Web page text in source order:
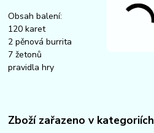
Obsah balení:
120 karet
2 pěnová burrita
7 žetonů
pravidla hry
Zboží zařazeno v kategoriích